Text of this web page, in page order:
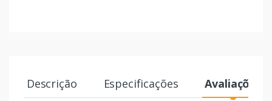
Descrição Especificações Avaliações